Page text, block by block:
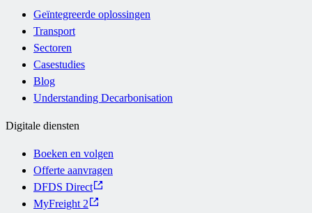
Geïntegreerde oplossingen
Transport
Sectoren
Casestudies
Blog
Understanding Decarbonisation
Digitale diensten
Boeken en volgen
Offerte aanvragen
DFDS Direct
MyFreight 2